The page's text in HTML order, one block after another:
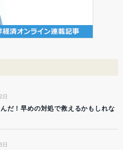
だ！早めの対処で救えるかもしれな